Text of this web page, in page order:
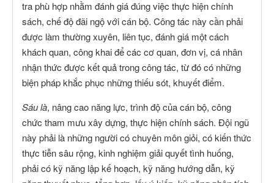
tra phù hợp nhằm đánh giá đúng việc thực hiện chính
sách, chế độ đãi ngộ với cán bộ. Công tác này cần phải
được làm thường xuyên, liên tục, đánh giá một cách
khách quan, công khai để các cơ quan, đơn vị, cá nhân
nhận thức được kết quả trong công tác, từ đó có những
biện pháp khắc phục những thiếu sót, khuyết điểm.
Sáu là, nâng cao năng lực, trình độ của cán bộ, công
chức tham mưu xây dựng, thực hiện chính sách. Đội ngũ
này phải là những người có chuyên môn giỏi, có kiến thức
thực tiễn sâu rộng, kinh nghiệm giải quyết tình huống,
phải có kỹ năng lập kế hoạch, kỹ năng hướng dẫn, kỹ